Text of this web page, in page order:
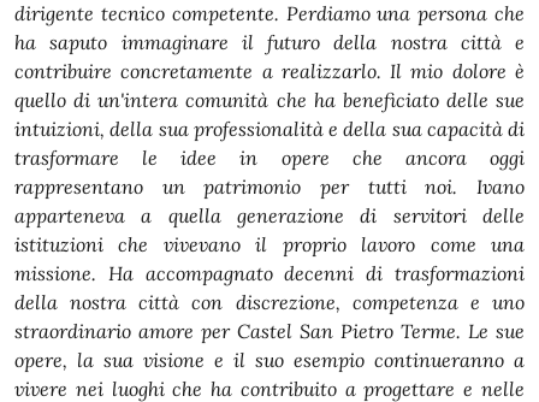
dirigente tecnico competente. Perdiamo una persona che
ha saputo immaginare il futuro della nostra città e
contribuire concretamente a realizzarlo. Il mio dolore è
quello di un'intera comunità che ha beneficiato delle sue
intuizioni, della sua professionalità e della sua capacità di
trasformare le idee in opere che ancora oggi
rappresentano un patrimonio per tutti noi. Ivano
apparteneva a quella generazione di servitori delle
istituzioni che vivevano il proprio lavoro come una
missione. Ha accompagnato decenni di trasformazioni
della nostra città con discrezione, competenza e uno
straordinario amore per Castel San Pietro Terme. Le sue
opere, la sua visione e il suo esempio continueranno a
vivere nei luoghi che ha contribuito a progettare e nelle